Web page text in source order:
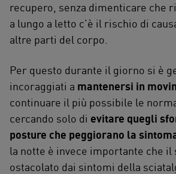
recupero, senza dimenticare che
a lungo a letto c’è il rischio di
altre parti del corpo.
Per questo durante il giorno si è
incoraggiati a mantenersi in
continuare il più possibile le
cercando solo di evitare quegli
posture che peggiorano la
la notte è invece importante che il
ostacolato dai sintomi della